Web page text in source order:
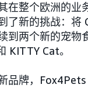
在整个欧洲的业
了新的挑战：将
到两个新的宠物
KITTY Cat。
品牌，